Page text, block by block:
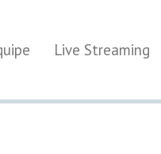
Live Streaming